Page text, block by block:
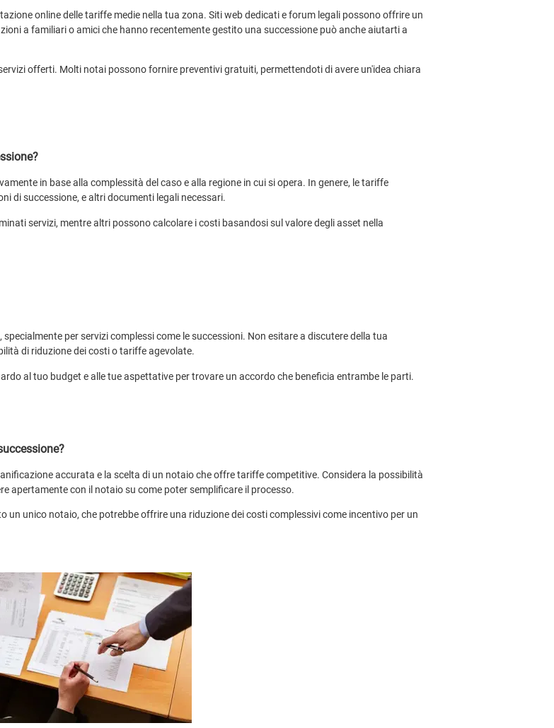
online delle tariffe medie nella tua zona. Siti web dedicati e forum legali possono offrire un
a familiari o amici che hanno recentemente gestito una successione può anche aiutarti a
offerti. Molti notai possono fornire preventivi gratuiti, permettendoti di avere un'idea chiara
in base alla complessità del caso e alla regione in cui si opera. In genere, le tariffe
di successione, e altri documenti legali necessari.
servizi, mentre altri possono calcolare i costi basandosi sul valore degli asset nella
per servizi complessi come le successioni. Non esitare a discutere della tua
di riduzione dei costi o tariffe agevolate.
al tuo budget e alle tue aspettative per trovare un accordo che beneficia entrambe le parti.
accurata e la scelta di un notaio che offre tariffe competitive. Considera la possibilità
apertamente con il notaio su come poter semplificare il processo.
un unico notaio, che potrebbe offrire una riduzione dei costi complessivi come incentivo per un